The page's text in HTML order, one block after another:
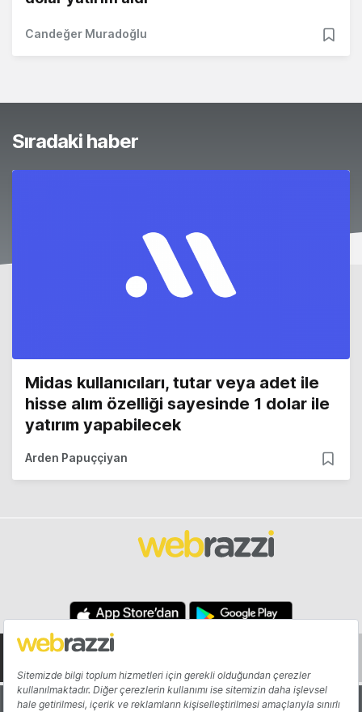
Candeğer Muradoğlu
Sıradaki haber
Midas kullanıcıları, tutar veya adet ile
hisse alım özelliği sayesinde 1 dolar ile
yatırım yapabilecek
Arden Papuççiyan
Hakkında Yazarlar